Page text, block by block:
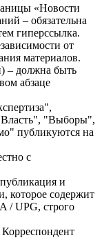
«Новости
– обязательна
гиперссылка.
от
материалов.
– должна быть
абзаце
"Выборы",
публикуются на
с
и
которое содержит
/ UPG, строго